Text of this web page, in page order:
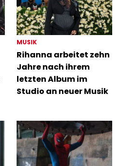
MUSIK
Rihanna arbeitet zehn
Jahre nach ihrem
letzten Album im
Studio an neuer Musik